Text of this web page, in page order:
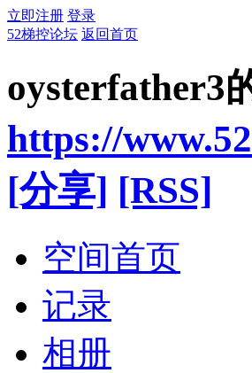
立即注册 登录
52梯控论坛 返回首页
oysterfather3
https://
[分享] [RSS]
空间首页
记录
相册